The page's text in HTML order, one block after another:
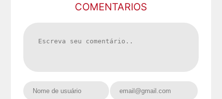
COMENTARIOS